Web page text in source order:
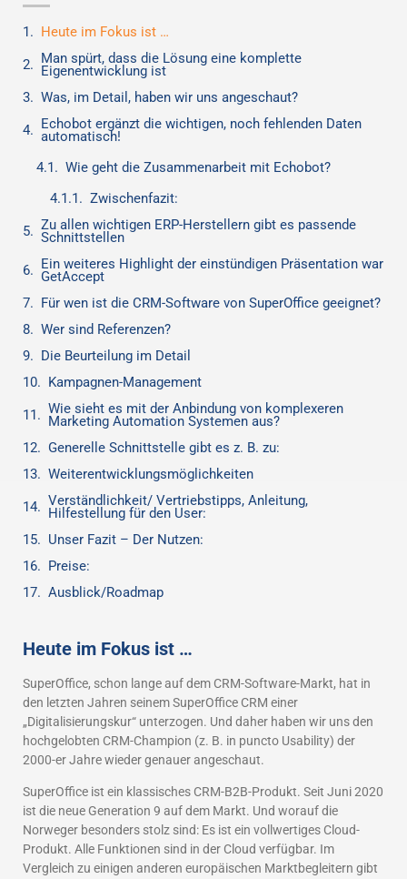
Heute im Fokus ist …
Man spürt, dass die Lösung eine komplette
Eigenentwicklung ist
Was, im Detail, haben wir uns angeschaut?
Echobot ergänzt die wichtigen, noch fehlenden Daten
automatisch!
Wie geht die Zusammenarbeit mit Echobot?
Zwischenfazit:
Zu allen wichtigen ERP-Herstellern gibt es passende
Schnittstellen
Ein weiteres Highlight der einstündigen Präsentation war
GetAccept
Für wen ist die CRM-Software von SuperOffice geeignet?
Wer sind Referenzen?
Die Beurteilung im Detail
Kampagnen-Management
Wie sieht es mit der Anbindung von komplexeren
Marketing Automation Systemen aus?
Generelle Schnittstelle gibt es z. B. zu:
Weiterentwicklungsmöglichkeiten
Verständlichkeit/ Vertriebstipps, Anleitung,
Hilfestellung für den User:
Unser Fazit – Der Nutzen:
Preise:
Ausblick/Roadmap
Heute im Fokus ist …
SuperOffice, schon lange auf dem CRM-Software-Markt, hat in
den letzten Jahren seinem SuperOffice CRM einer
„Digitalisierungskur“ unterzogen. Und daher haben wir uns den
hochgelobten CRM-Champion (z. B. in puncto Usability) der
2000-er Jahre wieder genauer angeschaut.
SuperOffice ist ein klassisches CRM-B2B-Produkt. Seit Juni 2020
ist die neue Generation 9 auf dem Markt. Und worauf die
Norweger besonders stolz sind: Es ist ein vollwertiges Cloud-
Produkt. Alle Funktionen sind in der Cloud verfügbar. Im
Vergleich zu einigen anderen europäischen Marktbegleitern gibt